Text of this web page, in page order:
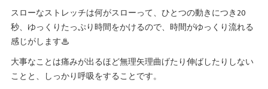
スローなストレッチは何がスローって、ひとつの動きにつき20
秒、ゆっくりたっぷり時間をかけるので、時間がゆっくり流れる
感じがします♨
大事なことは痛みが出るほど無理矢理曲げたり伸ばしたりしない
ことと、しっかり呼吸をすることです。